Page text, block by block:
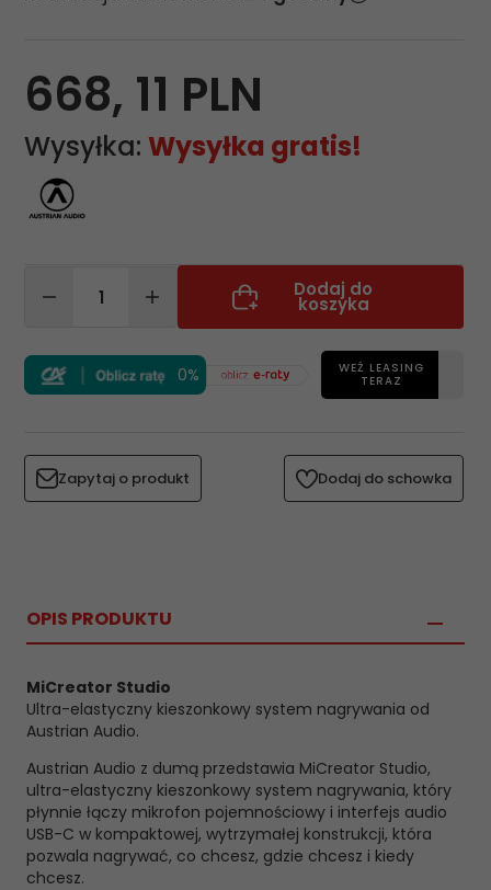
668, 11 PLN
Wysyłka: Wysyłka gratis!
Dodaj do
koszyka
0%
WEŹ LEASING
TERAZ
Zapytaj o produkt Dodaj do schowka
OPIS PRODUKTU
MiCreator Studio
Ultra-elastyczny kieszonkowy system nagrywania od
Austrian Audio.
Austrian Audio z dumą przedstawia MiCreator Studio,
ultra-elastyczny kieszonkowy system nagrywania, który
płynnie łączy mikrofon pojemnościowy i interfejs audio
USB-C w kompaktowej, wytrzymałej konstrukcji, która
pozwala nagrywać, co chcesz, gdzie chcesz i kiedy
chcesz.